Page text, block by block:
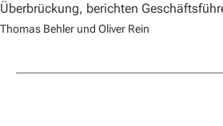
Überbrückung, berichten
Thomas Behler und Oliver Rein